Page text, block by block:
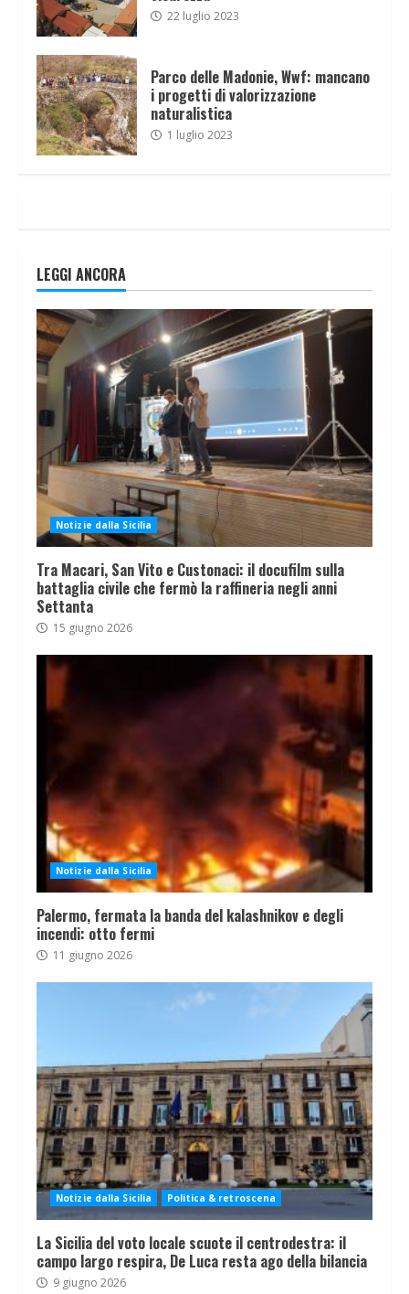
22 luglio 2023
Parco delle Madonie, Wwf: mancano
i progetti di valorizzazione
naturalistica
1 luglio 2023
LEGGI ANCORA
Notizie dalla Sicilia
Tra Macari, San Vito e Custonaci: il docufilm sulla
battaglia civile che fermò la raffineria negli anni
Settanta
15 giugno 2026
Notizie dalla Sicilia
Palermo, fermata la banda del kalashnikov e degli
incendi: otto fermi
11 giugno 2026
Notizie dalla Sicilia Politica & retroscena
La Sicilia del voto locale scuote il centrodestra: il
campo largo respira, De Luca resta ago della bilancia
9 giugno 2026